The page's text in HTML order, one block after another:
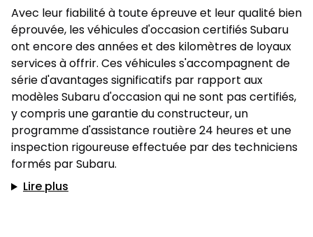
Avec leur fiabilité à toute épreuve et leur qualité bien
éprouvée, les véhicules d'occasion certifiés Subaru
ont encore des années et des kilomètres de loyaux
services à offrir. Ces véhicules s'accompagnent de
série d'avantages significatifs par rapport aux
modèles Subaru d'occasion qui ne sont pas certifiés,
y compris une garantie du constructeur, un
programme d'assistance routière 24 heures et une
inspection rigoureuse effectuée par des techniciens
formés par Subaru.
Lire plus